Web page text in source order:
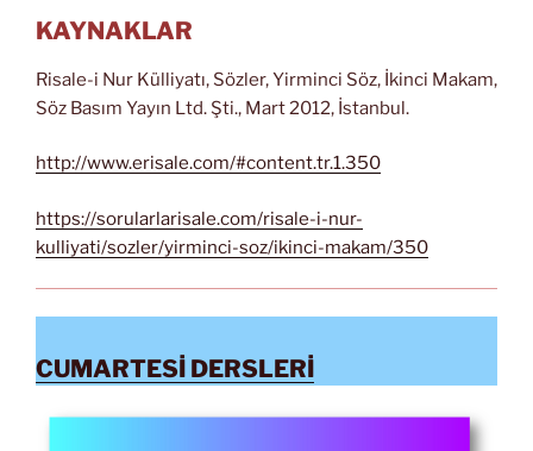
KAYNAKLAR
Risale-i Nur Külliyatı, Sözler, Yirminci Söz, İkinci Makam,
Söz Basım Yayın Ltd. Şti., Mart 2012, İstanbul.
http://www.erisale.com/#content.tr.1.350
https://sorularlarisale.com/risale-i-nur-
kulliyati/sozler/yirminci-soz/ikinci-makam/350
CUMARTESİ DERSLERİ